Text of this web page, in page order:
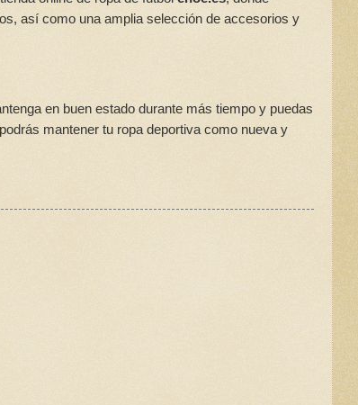
así como una amplia selección de accesorios y
en buen estado durante más tiempo y puedas
mantener tu ropa deportiva como nueva y